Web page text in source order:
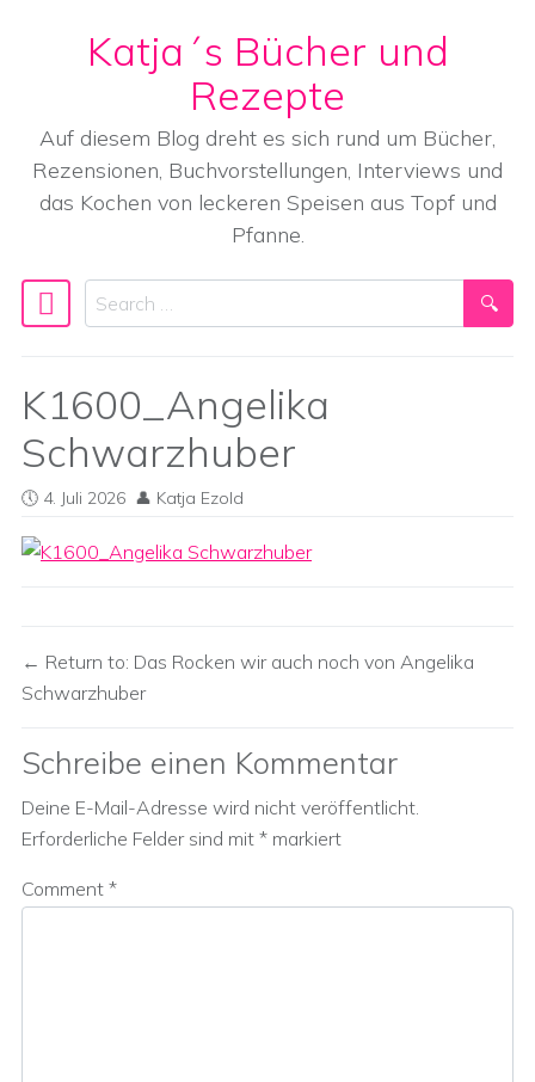
Skip to content
Katja´s Bücher und
Rezepte
Auf diesem Blog dreht es sich rund um Bücher,
Rezensionen, Buchvorstellungen, Interviews und
das Kochen von leckeren Speisen aus Topf und
Pfanne.
Main Navigation
Search
K1600_Angelika
Schwarzhuber
4. Juli 2026 Katja Ezold
Return to: Das Rocken wir auch noch von Angelika
Schwarzhuber
Schreibe einen Kommentar
Deine E-Mail-Adresse wird nicht veröffentlicht.
Erforderliche Felder sind mit * markiert
Comment *